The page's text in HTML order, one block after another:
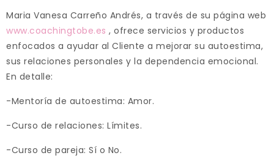
Maria Vanesa Carreño Andrés, a través de su página web
www.coachingtobe.es , ofrece servicios y productos
enfocados a ayudar al Cliente a mejorar su autoestima,
sus relaciones personales y la dependencia emocional.
En detalle:
-Mentoría de autoestima: Amor.
-Curso de relaciones: Límites.
-Curso de pareja: Sí o No.